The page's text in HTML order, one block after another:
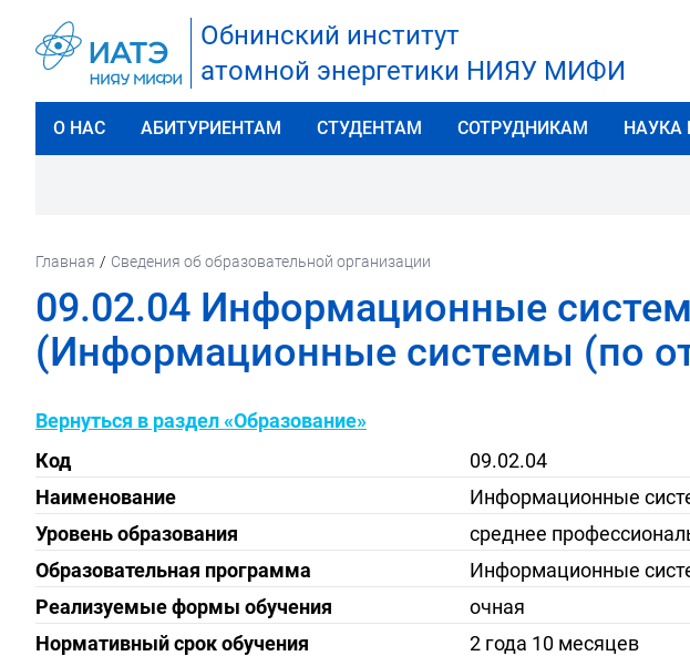
Обнинский институт
атомной энергетики НИЯУ МИФИ
О НАС АБИТУРИЕНТАМ СТУДЕНТАМ СОТРУДНИКАМ НАУКА
Главная / Сведения об образовательной организации
09.02.04 Информационные
(Информационные системы (по
Вернуться в раздел «Образование»
Код
09.02.04
Наименование
Информационные
Уровень образования
среднее
Образовательная программа
Информационные
Реализуемые формы обучения
очная
Нормативный срок обучения
2 года 10 месяцев